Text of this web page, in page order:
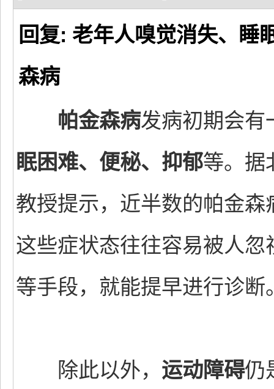
回复: 老年人嗅觉消失、睡
森病
帕金森病发病初期会有
眠困难、便秘、抑郁等。据
教授提示，近半数的帕金
这些症状态往往容易被人
等手段，就能提早进行诊断
除此以外， 运动障碍仍